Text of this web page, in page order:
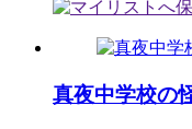
真夜中学校の